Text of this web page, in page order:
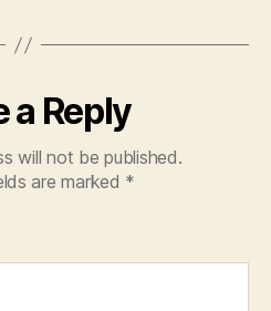
a Reply
will not be published.
are marked *